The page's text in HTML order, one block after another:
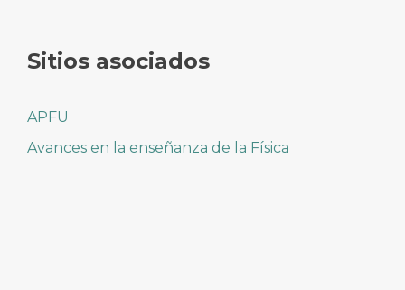
Sitios asociados
APFU
Avances en la enseñanza de la Física